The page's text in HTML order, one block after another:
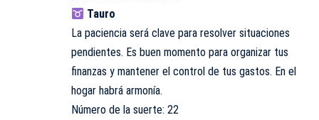
Tauro
La paciencia será clave para resolver situaciones
pendientes. Es buen momento para organizar tus
finanzas y mantener el control de tus gastos. En el
hogar habrá armonía.
Número de la suerte: 22